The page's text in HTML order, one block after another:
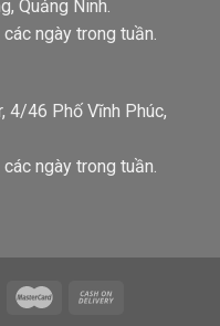
Quảng Ninh.
ngày trong tuần.
4/46 Phố Vĩnh Phúc,
ngày trong tuần.